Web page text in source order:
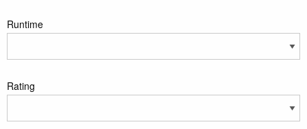
Runtime
Rating